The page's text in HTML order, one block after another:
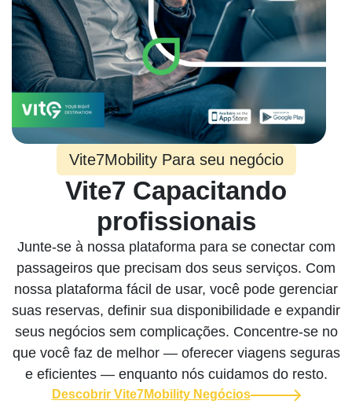
Vite7Mobility Para seu negócio
Vite7 Capacitando
profissionais
Junte-se à nossa plataforma para se conectar com
passageiros que precisam dos seus serviços. Com
nossa plataforma fácil de usar, você pode gerenciar
suas reservas, definir sua disponibilidade e expandir
seus negócios sem complicações. Concentre-se no
que você faz de melhor — oferecer viagens seguras
e eficientes — enquanto nós cuidamos do resto.
Descobrir Vite7Mobility Negócios